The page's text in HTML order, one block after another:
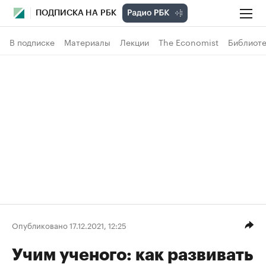
ПОДПИСКА НА РБК
В подписке Материалы Лекции The Economist
Опубликовано 17.12.2021, 12:25
Учим ученого: как развивать